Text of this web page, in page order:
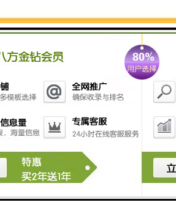
7展边器及布边
负责上针前布边的展开及布边追踪功能.
8箱及缩拉码上针喂布装置
9针/夹链条及轨道
10热风循环风箱
11幅宽调整机
可调整布幅
12排风系统
13出布装置摆布/卷布
有摆布及卷布二种出布方式